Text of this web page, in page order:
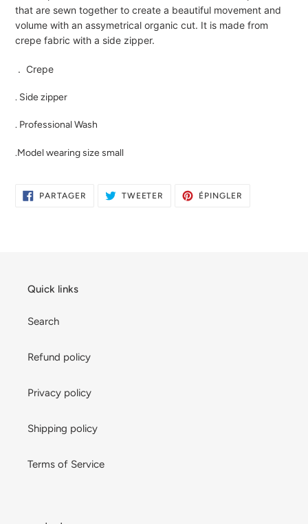
à
votre
panier
that are sewn together to create a beautiful movement and
volume with an assymetrical organic cut. It is made from
crepe fabric with a side zipper.
. Crepe
. Side zipper
. Professional Wash
.Model wearing size small
PARTAGER PARTAGERTWEETER TWEETERÉPINGLER
Quick links
Search
Refund policy
Privacy policy
Shipping policy
Terms of Service